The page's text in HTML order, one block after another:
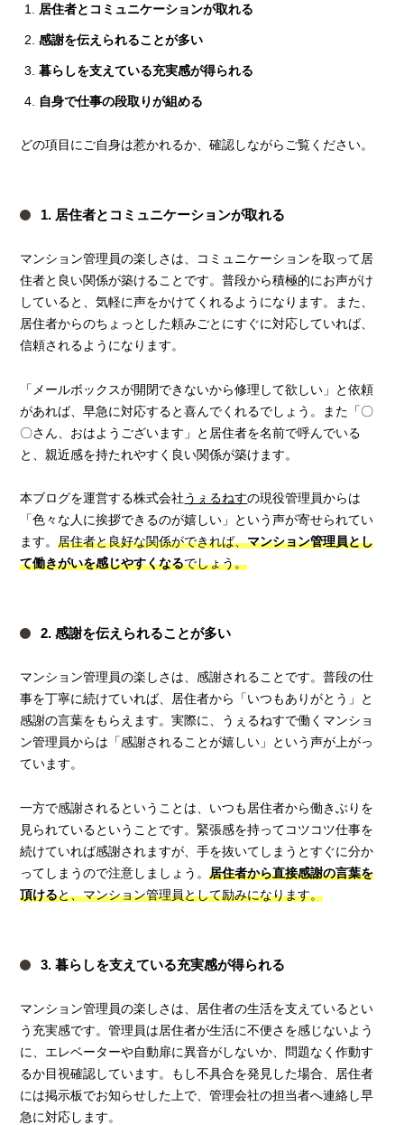
居住者とコミュニケーションが取れる
感謝を伝えられることが多い
暮らしを支えている充実感が得られる
自身で仕事の段取りが組める
どの項目にご自身は惹かれるか、確認しながらご覧ください。
1. 居住者とコミュニケーションが取れる
マンション管理員の楽しさは、コミュニケーションを取って居
住者と良い関係が築けることです。普段から積極的にお声がけ
していると、気軽に声をかけてくれるようになります。また、
居住者からのちょっとした頼みごとにすぐに対応していれば、
信頼されるようになります。
「メールボックスが開閉できないから修理して欲しい」と依頼
があれば、早急に対応すると喜んでくれるでしょう。また「〇
〇さん、おはようございます」と居住者を名前で呼んでいる
と、親近感を持たれやすく良い関係が築けます。
本ブログを運営する株式会社うぇるねすの現役管理員からは
「色々な人に挨拶できるのが嬉しい」という声が寄せられてい
ます。居住者と良好な関係ができれば、マンション管理員とし
て働きがいを感じやすくなるでしょう。
2. 感謝を伝えられることが多い
マンション管理員の楽しさは、感謝されることです。普段の仕
事を丁寧に続けていれば、居住者から「いつもありがとう」と
感謝の言葉をもらえます。実際に、うぇるねすで働くマンショ
ン管理員からは「感謝されることが嬉しい」という声が上がっ
ています。
一方で感謝されるということは、いつも居住者から働きぶりを
見られているということです。緊張感を持ってコツコツ仕事を
続けていれば感謝されますが、手を抜いてしまうとすぐに分か
ってしまうので注意しましょう。居住者から直接感謝の言葉を
頂けると、マンション管理員として励みになります。
3. 暮らしを支えている充実感が得られる
マンション管理員の楽しさは、居住者の生活を支えているとい
う充実感です。管理員は居住者が生活に不便さを感じないよう
に、エレベーターや自動扉に異音がしないか、問題なく作動す
るか目視確認しています。もし不具合を発見した場合、居住者
には掲示板でお知らせした上で、管理会社の担当者へ連絡し早
急に対応します。